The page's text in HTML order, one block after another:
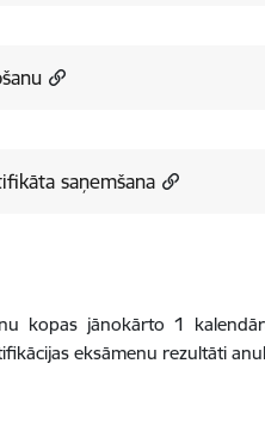
saņemšana
kopas jānokārto 1
eksāmenu rezultāti